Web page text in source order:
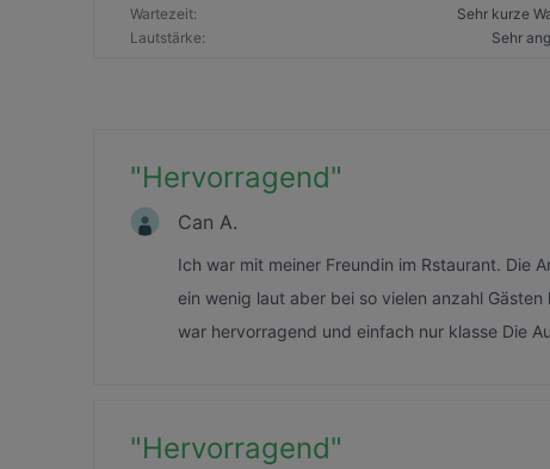
Wartezeit:
Sehr kurze
Lautstärke: Sehr
"Hervorragend"
Can A.
Ich war mit meiner Freundin im Rstaurant. Die
ein wenig laut aber bei so vielen anzahl
war hervorragend und einfach nur klasse Die
"Hervorragend"